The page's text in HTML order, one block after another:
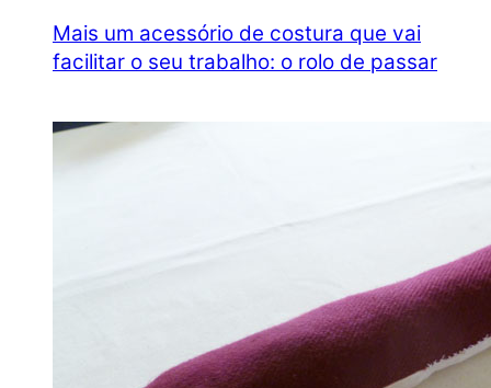
Mais um acessório de costura que vai
facilitar o seu trabalho: o rolo de passar